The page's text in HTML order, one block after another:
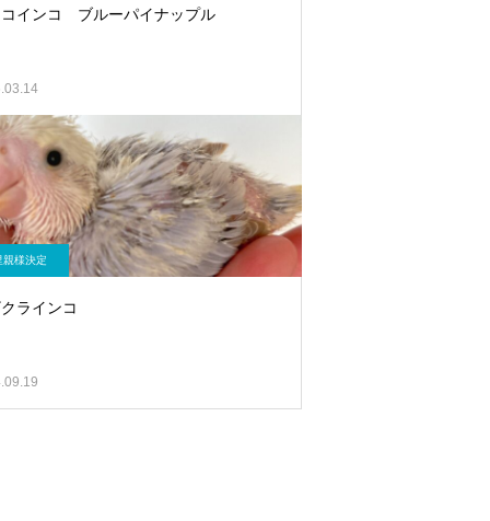
インコ ブルーパイナップル
親様決定
ラインコ